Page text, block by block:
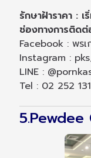
รักษาฝ้าราคา :
ช่องทางการติด
Facebook : พร
Instagram :
LINE :
Tel : 02 252